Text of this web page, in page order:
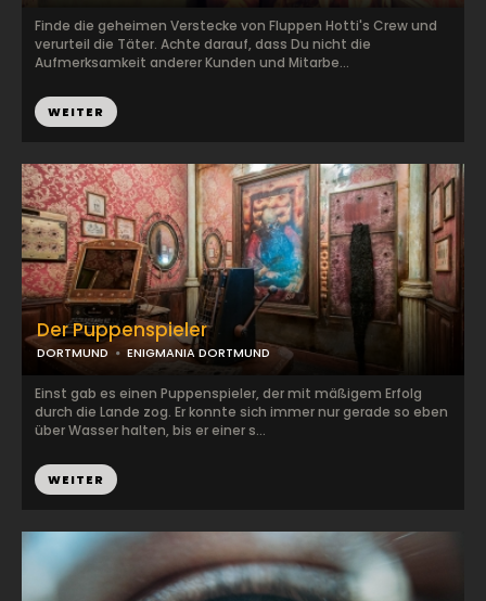
Finde die geheimen Verstecke von Fluppen Hotti's Crew und
verurteil die Täter. Achte darauf, dass Du nicht die
Aufmerksamkeit anderer Kunden und Mitarbe...
WEITER
Der Puppenspieler
DORTMUND ENIGMANIA DORTMUND
Einst gab es einen Puppenspieler, der mit mäßigem Erfolg
durch die Lande zog. Er konnte sich immer nur gerade so eben
über Wasser halten, bis er einer s...
WEITER